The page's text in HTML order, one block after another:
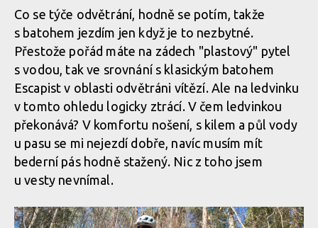
Osprey Escapist Velocity 6
Osprey Escapist Velocity 6
Osprey Escapist Velocity 6
Osprey Escapist Velocity 6
Osprey Escapist Velocity 6
Co se týče odvětrání, hodně se potím, takže
s batohem jezdím jen když je to nezbytné.
Přestože pořád máte na zádech "plastový" pytel
s vodou, tak ve srovnání s klasickým batohem
Escapist v oblasti odvětráni vítězí. Ale na ledvinku
v tomto ohledu logicky ztrácí. V čem ledvinkou
překonává? V komfortu nošení, s kilem a půl vody
u pasu se mi nejezdí dobře, navíc musím mít
bederní pás hodně stažený. Nic z toho jsem
u vesty nevnímal.